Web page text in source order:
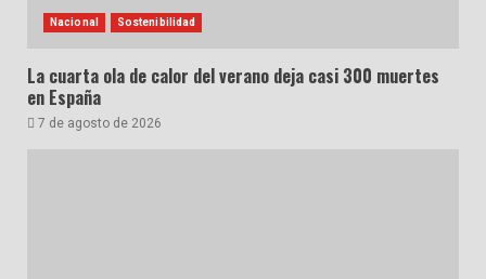
Nacional Sostenibilidad
La cuarta ola de calor del verano deja casi 300 muertes
en España
7 de agosto de 2026